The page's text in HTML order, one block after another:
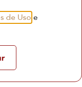
de Uso e